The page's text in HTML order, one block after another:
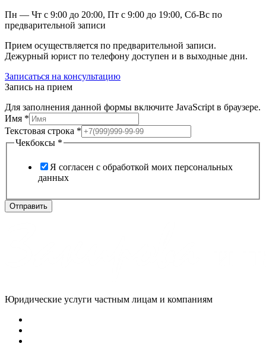
Пн — Чт с 9:00 до 20:00, Пт с 9:00 до 19:00, Сб-Вс по
предварительной записи
Прием осуществляется по предварительной записи.
Дежурный юрист по телефону доступен и в выходные дни.
Записаться на консультацию
Запись на прием
Для заполнения данной формы включите JavaScript в браузере.
Имя *
Текстовая строка *
Текстовая
Чекбоксы *
Я согласен с обработкой моих персональных
данных
Отправить
Юридические услуги частным лицам и компаниям